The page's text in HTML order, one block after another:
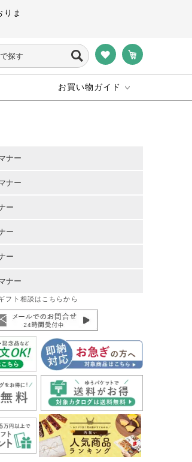
ま
お買い物ガイド
ナー
ナー
ー
ー
ー
ナー
フト相談はこちらから